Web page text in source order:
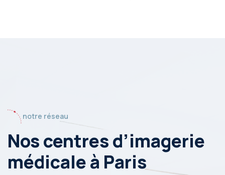
notre réseau
Nos centres d’imagerie
médicaleà Paris